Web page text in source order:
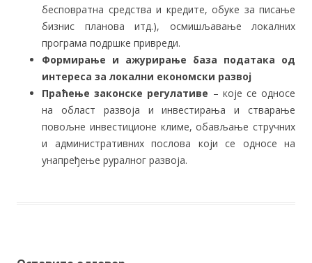
бесповратна средства и кредите, обуке за писање
бизнис планова итд.), осмишљавање локалних
програма подршке привреди.
Формирање и ажурирање база података од
интереса за локални економски развој
Праћење законске регулативе – које се односе
на област развоја и инвестирања и стварање
повољне инвестиционе климе, обављање стручних
и административних послова који се односе на
унапређење руралног развоја.